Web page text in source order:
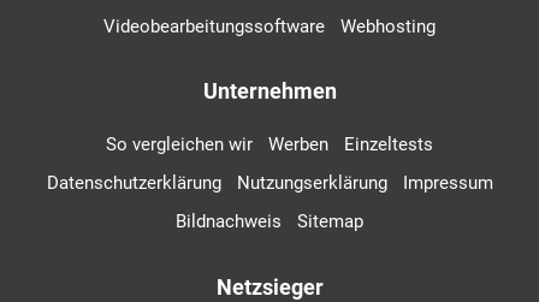
Videobearbeitungssoftware
Webhosting
Unternehmen
So vergleichen wir Werben
Einzeltests
Datenschutzerklärung
Nutzungserklärung
Impressum
Bildnachweis
Sitemap
Netzsieger